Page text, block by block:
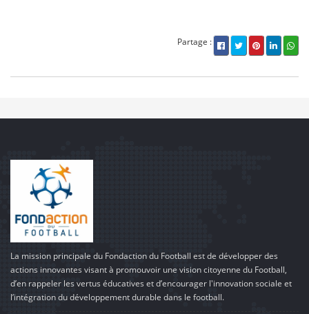
Partage :
La mission principale du Fondaction du Football est de développer des
actions innovantes visant à promouvoir une vision citoyenne du Football,
d’en rappeler les vertus éducatives et d’encourager l'innovation sociale et
l’intégration du développement durable dans le football.